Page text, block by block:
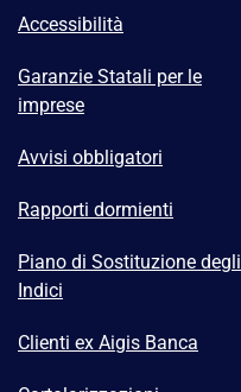
Accessibilità
Garanzie Statali per le
imprese
Avvisi obbligatori
Rapporti dormienti
Piano di Sostituzione degli
Indici
Clienti ex Aigis Banca